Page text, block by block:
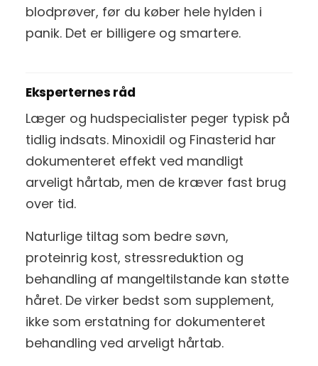
blodprøver, før du køber hele hylden i
panik. Det er billigere og smartere.
Eksperternes råd
Læger og hudspecialister peger typisk på
tidlig indsats. Minoxidil og Finasterid har
dokumenteret effekt ved mandligt
arveligt hårtab, men de kræver fast brug
over tid.
Naturlige tiltag som bedre søvn,
proteinrig kost, stressreduktion og
behandling af mangeltilstande kan støtte
håret. De virker bedst som supplement,
ikke som erstatning for dokumenteret
behandling ved arveligt hårtab.